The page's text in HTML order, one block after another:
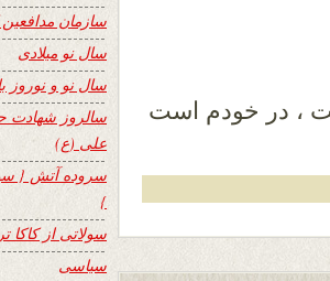
، در خودم است
سازمان مدافعین
سال نو میلادی
سال نو و نوروز
سالروز شهادت
علی (ع)
سروده آتش {
}
سولاتی از کاکا
سیاسی